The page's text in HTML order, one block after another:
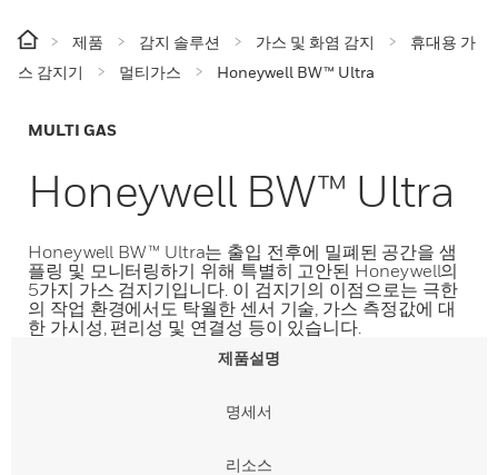
제품 감지 솔루션 가스 및 화염 감지
휴대용 가
스 감지기
멀티가스 Honeywell BW™ Ultra
MULTI GAS
Honeywell BW™ Ultra
Honeywell BW™ Ultra는 출입 전후에 밀폐된 공간을 샘
플링 및 모니터링하기 위해 특별히 고안된 Honeywell의
5가지 가스 검지기입니다. 이 검지기의 이점으로는 극한
의 작업 환경에서도 탁월한 센서 기술, 가스 측정값에 대
한 가시성, 편리성 및 연결성 등이 있습니다.
제품설명
명세서
리소스